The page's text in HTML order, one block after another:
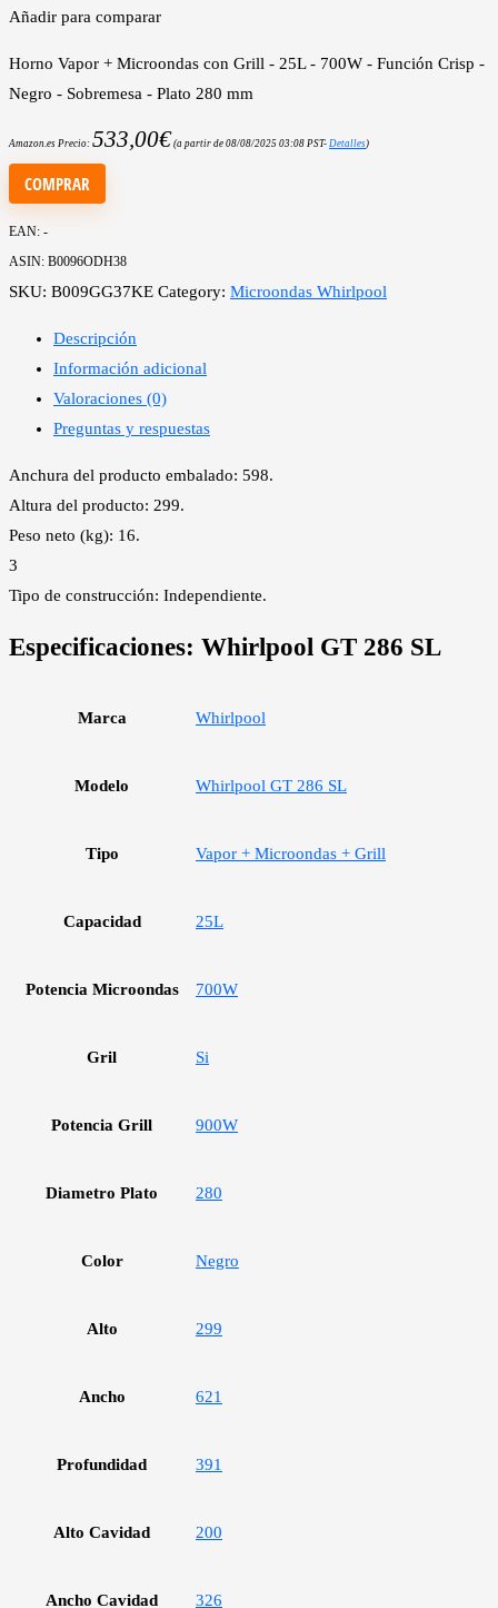
Añadir para comparar
Horno Vapor + Microondas con Grill - 25L - 700W - Función Crisp -
Negro - Sobremesa - Plato 280 mm
Amazon.es Precio: 533,00€ (a partir de 08/08/2025 03:08 PST- Detalles)
COMPRAR
EAN: -
ASIN: B0096ODH38
SKU: B009GG37KE Category: Microondas Whirlpool
Descripción
Información adicional
Valoraciones (0)
Preguntas y respuestas
Anchura del producto embalado: 598.
Altura del producto: 299.
Peso neto (kg): 16.
3
Tipo de construcción: Independiente.
Especificaciones: Whirlpool GT 286 SL
Marca Whirlpool
Modelo Whirlpool GT 286 SL
Tipo Vapor + Microondas + Grill
Capacidad 25L
Potencia Microondas 700W
Gril Si
Potencia Grill 900W
Diametro Plato 280
Color Negro
Alto 299
Ancho 621
Profundidad 391
Alto Cavidad 200
Ancho Cavidad 326